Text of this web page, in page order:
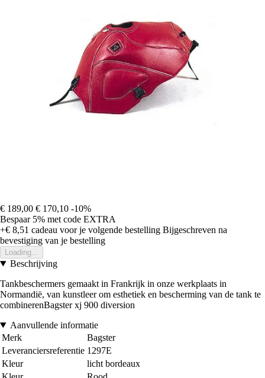
€ 189,00 € 170,10 -10%
Bespaar 5% met code EXTRA
+€ 8,51 cadeau voor je volgende bestelling Bijgeschreven na
bevestiging van je bestelling
Loading...
Beschrijving
Tankbeschermers gemaakt in Frankrijk in onze werkplaats in
Normandië, van kunstleer om esthetiek en bescherming van de tank te
combinerenBagster xj 900 diversion
Aanvullende informatie
Merk
Bagster
Leveranciersreferentie 1297E
Kleur
licht bordeaux